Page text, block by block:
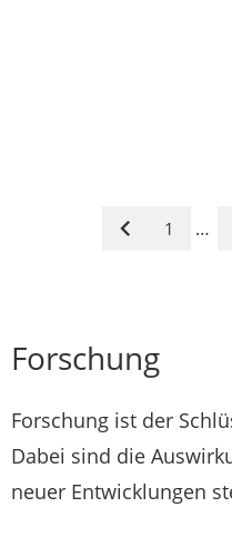
Vorige
1 …
Forschung
Forschung ist der
Dabei sind die
neuer Entwicklungen